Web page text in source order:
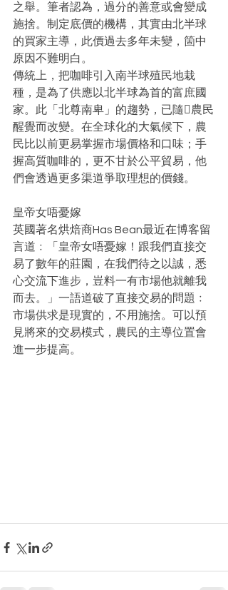
之舉。筆者認為，過分的善意或會變成
施捨。制定底價的機構，其實由北半球
的買家主導，此價過去多年未變，箇中
原因不難明白。
傳統上，把咖啡引入南半球殖民地栽
種，是為了供應以北半球為首的富庶國
家。此「北尊南卑」的趨勢，已隨農民
醒覺而改變。在全球化的大氣候下，農
民比以前更易掌握市場價格和口味；手
握高質咖啡的，更不甘於公平貿易，他
們會透過更多渠道爭取理想的價錢。
皇帝女唔憂嫁
英國著名烘焙商Has Bean最近在博客留
言道﹕「皇帝女唔憂嫁！跟我們直接交
易了數年的莊園，在我們待之以誠，悉
心交流下進步，豈料一有市場他就離我
而去。」一語道破了直接交易的問題﹕
市場供求是現實的，不用施捨。可以預
見將來的交易模式，農民的主導位置會
進一步提高。